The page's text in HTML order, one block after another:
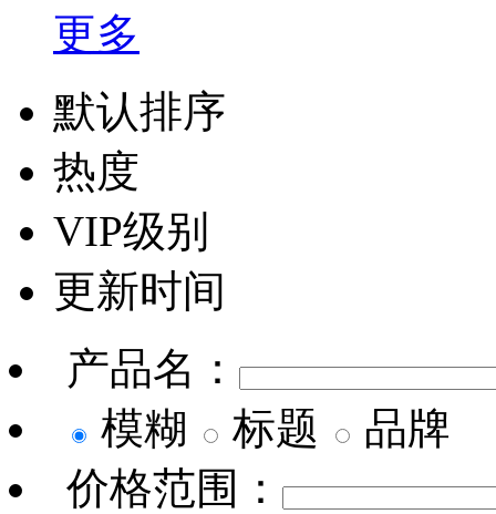
更多
默认排序
热度
VIP级别
更新时间
产品名：
模糊
标题
品牌
价格范围：